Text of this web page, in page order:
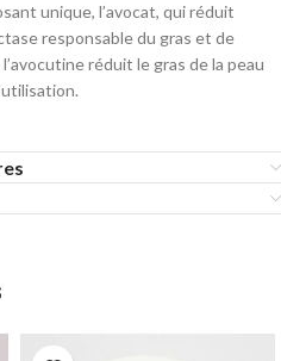
unique, l’avocat, qui réduit
responsable du gras et de
réduit le gras de la peau